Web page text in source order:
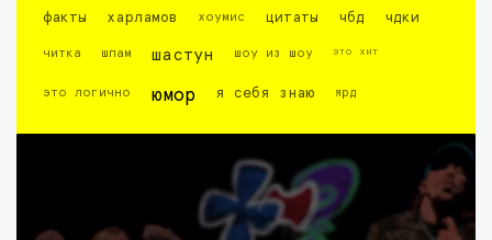
факты харламов хоумис цитаты чбд чдки
читка шпам шастун шоу из шоу это хит
это логично юмор я себя знаю ярд